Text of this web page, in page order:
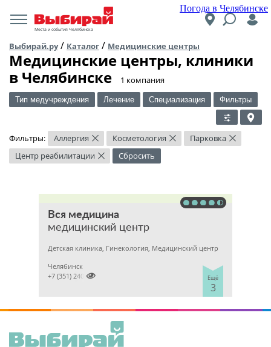
Погода в Челябинске
Места и события Челябинска
Выбирай.ру/ Каталог / Медицинские центры
Медицинские центры, клиники
в Челябинске
​1 компания
Тип медучреждения Лечение Специализация Фильтры
Фильтры: Аллергия × Косметология × Парковка ×
Центр реабилитации × Сбросить
Вся медицина
медицинский центр
Детская клиника, Гинекология, Медицинский центр
Ещё
3
Челябинск

+7 (351) 2400303